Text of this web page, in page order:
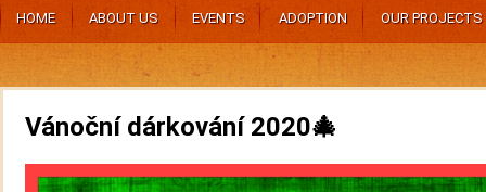
HOME ABOUT US EVENTS ADOPTION OUR PROJECTS
Vánoční dárkování 2020🎄